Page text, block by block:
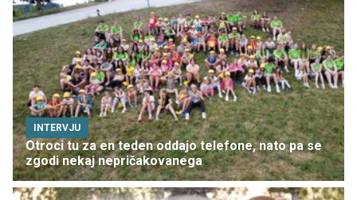
INTERVJU
Otroci tu za en teden oddajo telefone, nato pa se
zgodi nekaj nepričakovanega